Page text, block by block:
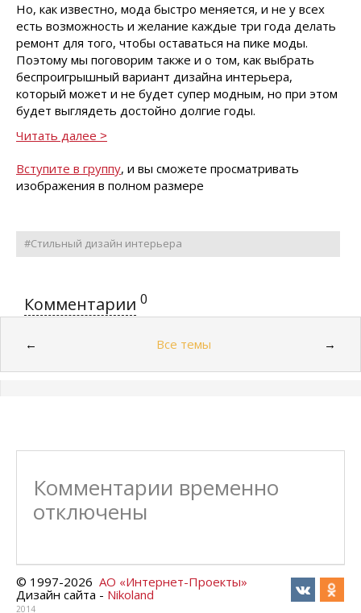
Но, как известно, мода быстро меняется, и не у всех
есть возможность и желание каждые три года делать
ремонт для того, чтобы оставаться на пике моды.
Поэтому мы поговорим также и о том, как выбрать
беспроигрышный вариант дизайна интерьера,
который может и не будет супер модным, но при этом
будет выглядеть достойно долгие годы.
Читать далее ˃
Вступите в группу, и вы сможете просматривать
изображения в полном размере
#Стильный дизайн интерьера
Комментарии 0
← Все темы →
Комментарии временно
отключены
© 1997-2026 АО «Интернет-Проекты»
Дизайн сайта - Nikoland
2014